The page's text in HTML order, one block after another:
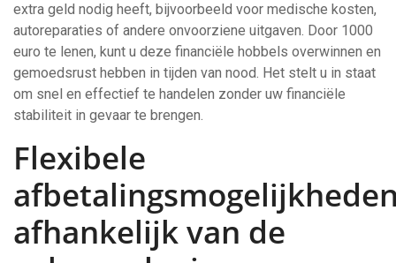
extra geld nodig heeft, bijvoorbeeld voor medische kosten,
autoreparaties of andere onvoorziene uitgaven. Door 1000
euro te lenen, kunt u deze financiële hobbels overwinnen en
gemoedsrust hebben in tijden van nood. Het stelt u in staat
om snel en effectief te handelen zonder uw financiële
stabiliteit in gevaar te brengen.
Flexibele
afhankelijk van de